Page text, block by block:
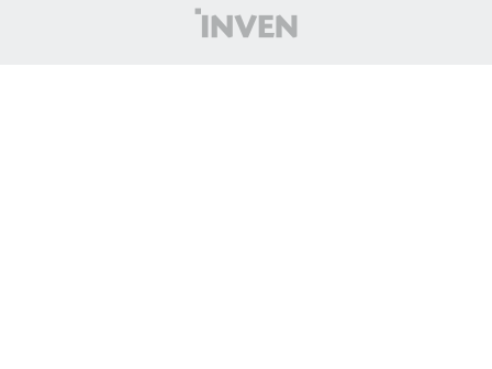
(주)
인